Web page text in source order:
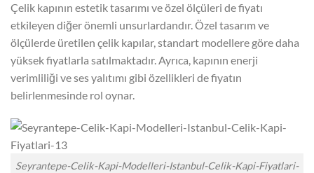
Çelik kapının estetik tasarımı ve özel ölçüleri de fiyatı
etkileyen diğer önemli unsurlardandır. Özel tasarım ve
ölçülerde üretilen çelik kapılar, standart modellere göre daha
yüksek fiyatlarla satılmaktadır. Ayrıca, kapının enerji
verimliliği ve ses yalıtımı gibi özellikleri de fiyatın
belirlenmesinde rol oynar.
Seyrantepe-Celik-Kapi-Modelleri-Istanbul-Celik-Kapi-Fiyatlari-